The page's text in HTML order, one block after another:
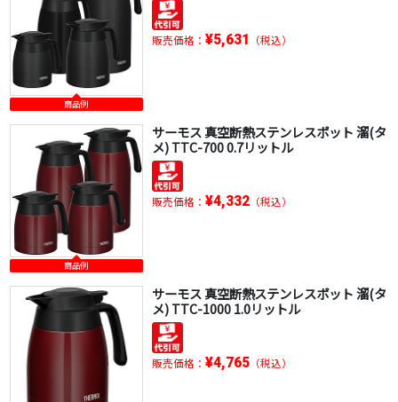
商品例
販売価格： ¥5,631 （税込）
商品例
サーモス 真空断熱ステンレスポット 溜(タ
メ) TTC-700 0.7リットル
販売価格： ¥4,332（税込）
サーモス 真空断熱ステンレスポット 溜(タ
メ) TTC-1000 1.0リットル
販売価格： ¥4,765（税込）